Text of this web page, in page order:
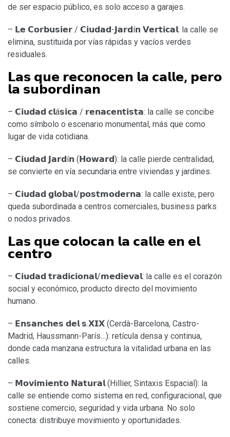
de ser espacio público, es solo acceso a garajes.
– 𝗟𝗲 𝗖𝗼𝗿𝗯𝘂𝘀𝗶𝗲𝗿 / 𝗖𝗶𝘂𝗱𝗮𝗱-𝗝𝗮𝗿𝗱í𝗻 𝗩𝗲𝗿𝘁𝗶𝗰𝗮𝗹: la calle se
elimina, sustituida por vías rápidas y vacíos verdes
residuales.
𝗟𝗮𝘀 𝗾𝘂𝗲 𝗿𝗲𝗰𝗼𝗻𝗼𝗰𝗲𝗻 𝗹𝗮 𝗰𝗮𝗹𝗹𝗲, 𝗽𝗲𝗿𝗼
𝗹𝗮 𝘀𝘂𝗯𝗼𝗿𝗱𝗶𝗻𝗮𝗻
– 𝗖𝗶𝘂𝗱𝗮𝗱 𝗰𝗹á𝘀𝗶𝗰𝗮 / 𝗿𝗲𝗻𝗮𝗰𝗲𝗻𝘁𝗶𝘀𝘁𝗮: la calle se concibe
como símbolo o escenario monumental, más que como
lugar de vida cotidiana.
– 𝗖𝗶𝘂𝗱𝗮𝗱 𝗝𝗮𝗿𝗱í𝗻 (𝗛𝗼𝘄𝗮𝗿𝗱): la calle pierde centralidad,
se convierte en vía secundaria entre viviendas y jardines.
– 𝗖𝗶𝘂𝗱𝗮𝗱 𝗴𝗹𝗼𝗯𝗮𝗹/𝗽𝗼𝘀𝘁𝗺𝗼𝗱𝗲𝗿𝗻𝗮: la calle existe, pero
queda subordinada a centros comerciales, business parks
o nodos privados.
𝗟𝗮𝘀 𝗾𝘂𝗲 𝗰𝗼𝗹𝗼𝗰𝗮𝗻 𝗹𝗮 𝗰𝗮𝗹𝗹𝗲 𝗲𝗻 𝗲𝗹
𝗰𝗲𝗻𝘁𝗿𝗼
– 𝗖𝗶𝘂𝗱𝗮𝗱 𝘁𝗿𝗮𝗱𝗶𝗰𝗶𝗼𝗻𝗮𝗹/𝗺𝗲𝗱𝗶𝗲𝘃𝗮𝗹: la calle es el corazón
social y económico, producto directo del movimiento
humano.
– 𝗘𝗻𝘀𝗮𝗻𝗰𝗵𝗲𝘀 𝗱𝗲𝗹 𝘀.𝗫𝗜𝗫 (Cerdà-Barcelona, Castro-
Madrid, Haussmann-París…): retícula densa y continua,
donde cada manzana estructura la vitalidad urbana en las
calles.
– 𝗠𝗼𝘃𝗶𝗺𝗶𝗲𝗻𝘁𝗼 𝗡𝗮𝘁𝘂𝗿𝗮𝗹 (Hillier, Sintaxis Espacial): la
calle se entiende como sistema en red, configuracional, que
sostiene comercio, seguridad y vida urbana. No solo
conecta: distribuye movimiento y oportunidades.